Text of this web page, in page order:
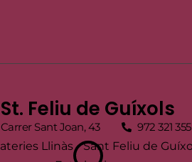
St. Feliu de Guíxols
Carrer Sant Joan, 43 972 321 355